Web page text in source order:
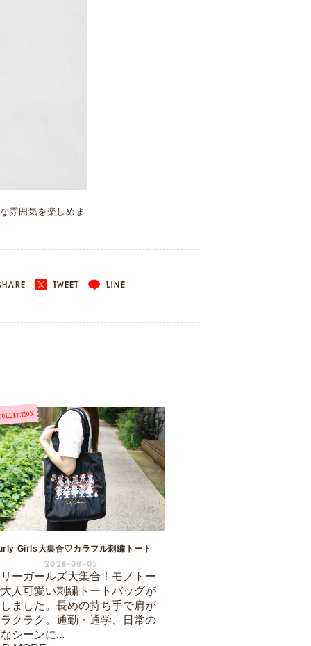
雰囲気を楽しめま
TWEET LINE
Girls大集合♡カラフル刺繍トート
2026-08-05
ーガールズ大集合！モノトー
人可愛い刺繍トートバッグが
しました。長めの持ち手で肩が
クラク。通勤・通学、日常の
シーンに...